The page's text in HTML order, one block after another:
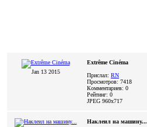
Jan 13 2015
Extrême Cinéma
Прислал: RN
Просмотров: 7418
Комментариев: 0
Рейтинг: 0
JPEG 960x717
Наклеил на машину...